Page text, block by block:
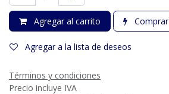
Agregar al carrito
Agregar a la lista de deseos
Términos y condiciones
Precio incluye IVA